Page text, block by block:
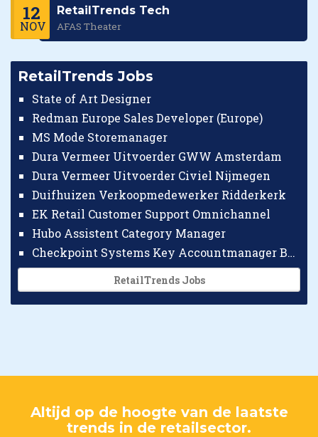
12
NOV
RetailTrends Tech
AFAS Theater
RetailTrends Jobs
State of Art Designer
Redman Europe Sales Developer (Europe)
MS Mode Storemanager
Dura Vermeer Uitvoerder GWW Amsterdam
Dura Vermeer Uitvoerder Civiel Nijmegen
Duifhuizen Verkoopmedewerker Ridderkerk
EK Retail Customer Support Omnichannel
Hubo Assistent Category Manager
Checkpoint Systems Key Accountmanager Benelux
RetailTrends Jobs
Altijd op de hoogte van de laatste
trends in de retailsector.